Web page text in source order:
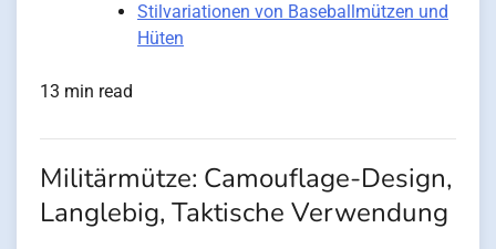
Stilvariationen von Baseballmützen und
Hüten
13 min read
Militärmütze: Camouflage-Design,
Langlebig, Taktische Verwendung